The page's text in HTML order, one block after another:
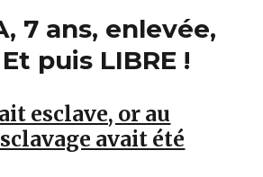
7 ans, enlevée,
puis LIBRE !
esclave, or au
avait été